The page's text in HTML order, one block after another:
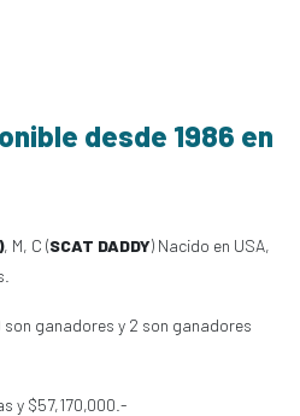
desde 1986 en
, M, C (SCAT DADDY) Nacido en USA,
ganadores y 2 son ganadores
y $57,170,000.-